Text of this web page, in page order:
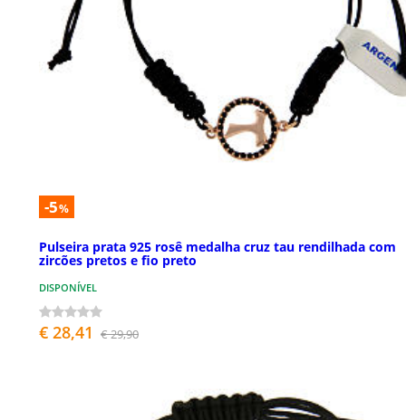
-5%
Pulseira prata 925 rosê medalha cruz tau rendilhada com
zircões pretos e fio preto
DISPONÍVEL
€ 28,41 € 29,90